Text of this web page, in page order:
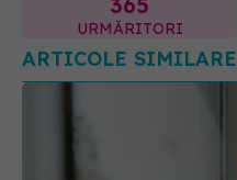
URMĂRITORI
ARTICOLE SIMILARE